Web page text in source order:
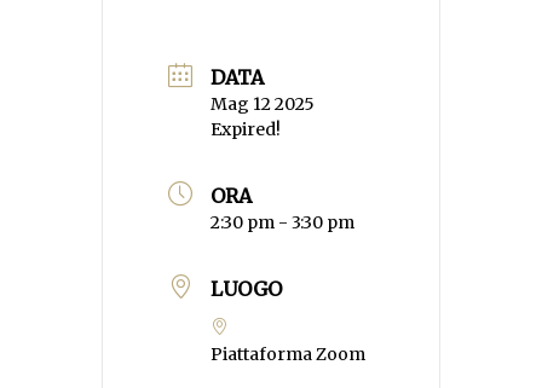
DATA
Mag 12 2025
Expired!
ORA
2:30 pm - 3:30 pm
LUOGO
Piattaforma Zoom